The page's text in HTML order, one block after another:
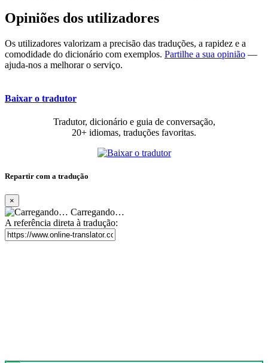
Opiniões dos utilizadores
Os utilizadores valorizam a precisão das traduções, a rapidez e a
comodidade do dicionário com exemplos. Partilhe a sua opinião —
ajuda-nos a melhorar o serviço.
Baixar o tradutor
Tradutor, dicionário e guia de conversação,
20+ idiomas, traduções favoritas.
Repartir com a tradução
×
Carregando…
A referência direta à tradução: